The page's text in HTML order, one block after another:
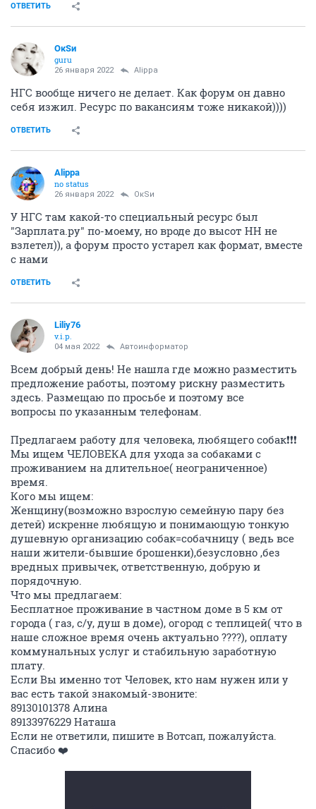
ОТВЕТИТЬ
ОкSи
guru
26 января 2022 Alippa
НГС вообще ничего не делает. Как форум он давно
себя изжил. Ресурс по вакансиям тоже никакой))))
ОТВЕТИТЬ
Alippa
no status
26 января 2022 ОкSи
У НГС там какой-то специальный ресурс был
"Зарплата.ру" по-моему, но вроде до высот HH не
взлетел)), а форум просто устарел как формат, вместе
с нами
ОТВЕТИТЬ
Liliy76
v.i.p.
04 мая 2022 Автоинформатор
Всем добрый день! Не нашла где можно разместить
предложение работы, поэтому рискну разместить
здесь. Размещаю по просьбе и поэтому все
вопросы по указанным телефонам.
Предлагаем работу для человека, любящего собак❗️❗️❗️
Мы ищем ЧЕЛОВЕКА для ухода за собаками с
проживанием на длительное( неограниченное)
время.
Кого мы ищем:
Женщину(возможно взрослую семейную пару без
детей) искренне любящую и понимающую тонкую
душевную организацию собак=собачницу ( ведь все
наши жители-бывшие брошенки),безусловно ,без
вредных привычек, ответственную, добрую и
порядочную.
Что мы предлагаем:
Бесплатное проживание в частном доме в 5 км от
города ( газ, с/у, душ в доме), огород с теплицей( что в
наше сложное время очень актуально ????), оплату
коммунальных услуг и стабильную заработную
плату.
Если Вы именно тот Человек, кто нам нужен или у
вас есть такой знакомый-звоните:
89130101378 Алина
89133976229 Наташа
Если не ответили, пишите в Вотсап, пожалуйста.
Спасибо ❤️